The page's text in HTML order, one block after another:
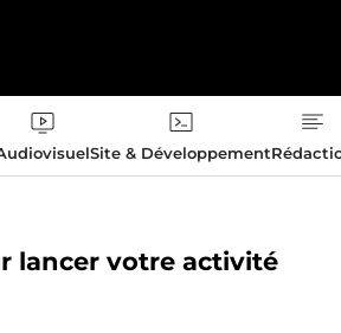
Site & Développement
lancer votre activité